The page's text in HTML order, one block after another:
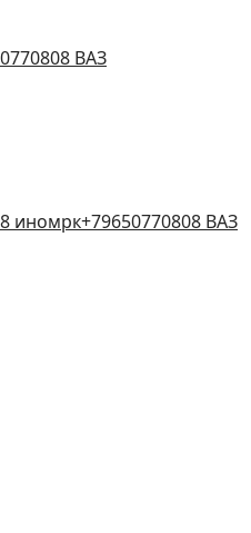
ВАЗ
иномрк+79650770808 ВАЗ